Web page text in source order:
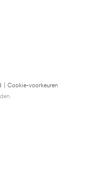
Cookie-voorkeuren